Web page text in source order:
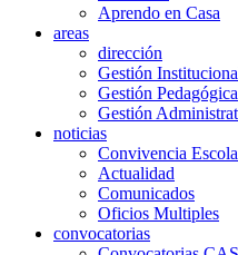
Aprendo en Casa
areas
dirección
Gestión
Gestión Pedagógica
Gestión
noticias
Convivencia
Actualidad
Comunicados
Oficios Multiples
convocatorias